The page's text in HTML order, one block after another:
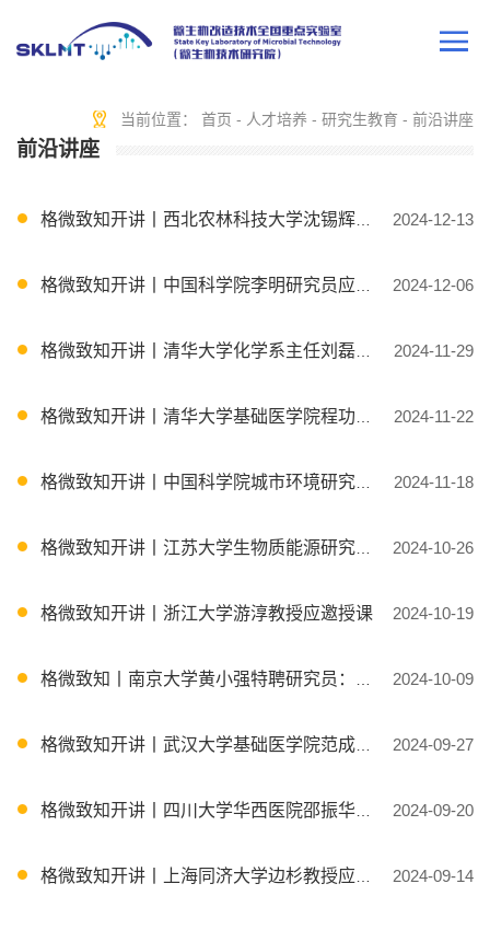
当前位置： 首页 - 人才培养 - 研究生教育 - 前沿讲座
前沿讲座
2024-12-13
格微致知开讲丨西北农林科技大学沈锡辉教授应邀授课
2024-12-06
格微致知开讲丨中国科学院李明研究员应邀授课
2024-11-29
格微致知开讲丨清华大学化学系主任刘磊教授应邀授课
2024-11-22
格微致知开讲丨清华大学基础医学院程功教授应邀授课
2024-11-18
格微致知开讲丨中国科学院城市环境研究所鲍鹏副研究员应邀授课
2024-10-26
格微致知开讲丨江苏大学生物质能源研究院朱道辰教授应邀授课
2024-10-19
格微致知开讲丨浙江大学游淳教授应邀授课
2024-10-09
格微致知丨南京大学黄小强特聘研究员：光酶催化不对称生物合成
2024-09-27
格微致知开讲丨武汉大学基础医学院范成鹏教授应邀授课
2024-09-20
格微致知开讲丨四川大学华西医院邵振华教授应邀授课
2024-09-14
格微致知开讲丨上海同济大学边杉教授应邀授课